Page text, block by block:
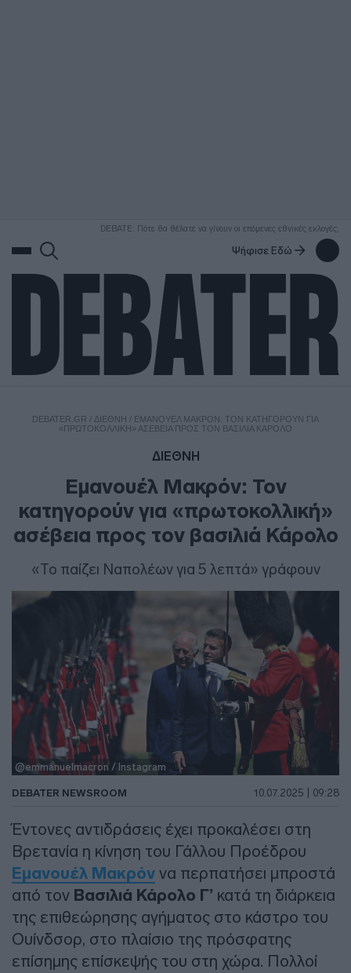
DEBATE: Πότε θα θέλατε να γίνουν οι επόμενες εθνικές εκλογές;
Ψήφισε Εδώ
DEBATER.GR / ΔΙΕΘΝΗ / ΕΜΑΝΟΥΈΛ ΜΑΚΡΌΝ: ΤΟΝ ΚΑΤΗΓΟΡΟΎΝ ΓΙΑ
«ΠΡΩΤΟΚΟΛΛΙΚΉ» ΑΣΈΒΕΙΑ ΠΡΟΣ ΤΟΝ ΒΑΣΙΛΙΆ ΚΆΡΟΛΟ
ΔΙΕΘΝΗ
Εμανουέλ Μακρόν: Τον
κατηγορούν για «πρωτοκολλική»
ασέβεια προς τον βασιλιά Κάρολο
«Το παίζει Ναπολέων για 5 λεπτά» γράφουν
@emmanuelmacron / Instagram
DEBATER NEWSROOM 10.07.2025 | 09:28
Έντονες αντιδράσεις έχει προκαλέσει στη
Βρετανία η κίνηση του Γάλλου Προέδρου
Εμανουέλ Μακρόν να περπατήσει μπροστά
από τον Βασιλιά Κάρολο Γ’ κατά τη διάρκεια
της επιθεώρησης αγήματος στο κάστρο του
Ουίνδσορ, στο πλαίσιο της πρόσφατης
επίσημης επίσκεψής του στη χώρα. Πολλοί